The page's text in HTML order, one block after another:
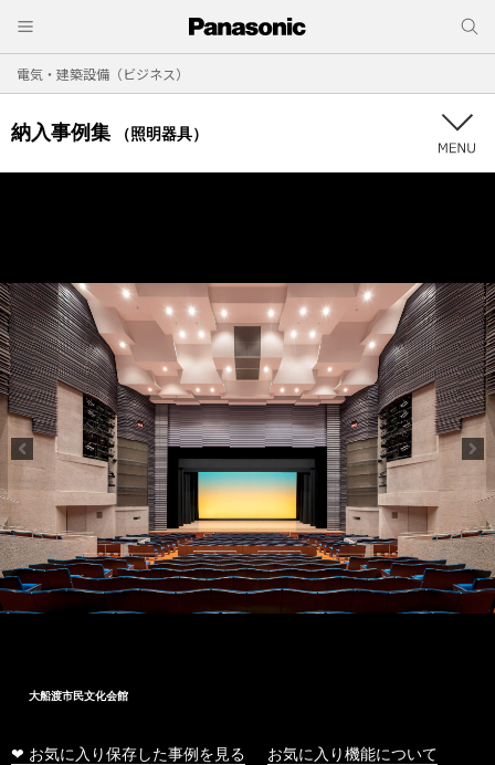
電気・建築設備（ビジネス）
納入事例集 （照明器具）
大船渡市民文化会館
❤ お気に入り保存した事例を見る お気に入り機能について